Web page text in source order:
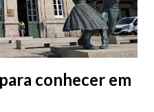
conhecer em